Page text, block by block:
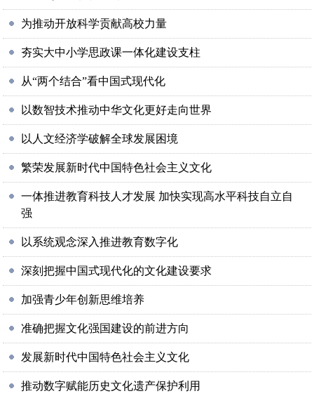
为推动开放科学贡献高校力量
夯实大中小学思政课一体化建设支柱
从“两个结合”看中国式现代化
以数智技术推动中华文化更好走向世界
以人文经济学破解全球发展困境
繁荣发展新时代中国特色社会主义文化
一体推进教育科技人才发展 加快实现高水平科技自立自
强
以系统观念深入推进教育数字化
深刻把握中国式现代化的文化建设要求
加强青少年创新思维培养
准确把握文化强国建设的前进方向
发展新时代中国特色社会主义文化
推动数字赋能历史文化遗产保护利用